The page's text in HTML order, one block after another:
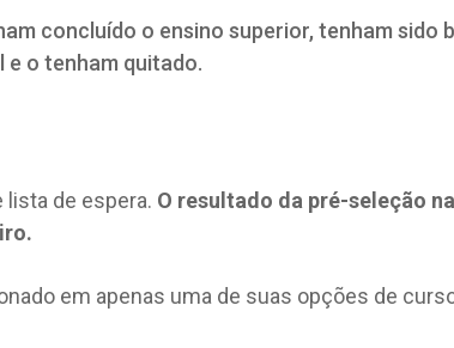
concluído o ensino superior, tenham sido
o tenham quitado.
lista de espera. O resultado da pré-seleção
em apenas uma de suas opções de